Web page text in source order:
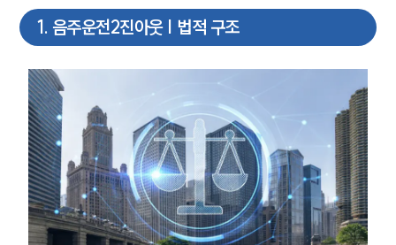
1. 음주운전2진아웃 | 법적 구조